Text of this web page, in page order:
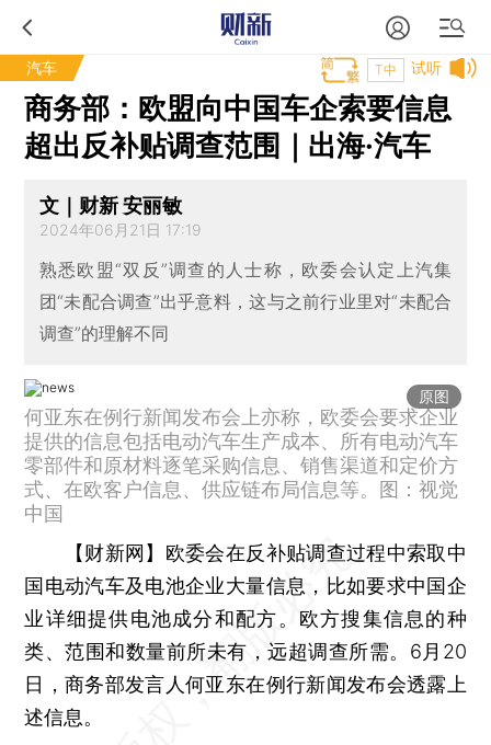
汽车 试听
T中
商务部：欧盟向中国车企索要信息
超出反补贴调查范围｜出海·汽车
文｜财新 安丽敏
2024年06月21日 17:19
熟悉欧盟“双反”调查的人士称，欧委会认定上汽集
团“未配合调查”出乎意料，这与之前行业里对“未配合
调查”的理解不同
原图
何亚东在例行新闻发布会上亦称，欧委会要求企业
提供的信息包括电动汽车生产成本、所有电动汽车
零部件和原材料逐笔采购信息、销售渠道和定价方
式、在欧客户信息、供应链布局信息等。图：视觉
中国
【财新网】 欧委会在反补贴调查过程中索取中
国电动汽车及电池企业大量信息，比如要求中国企
业详细提供电池成分和配方。欧方搜集信息的种
类、范围和数量前所未有，远超调查所需。6月20
日，商务部发言人何亚东在例行新闻发布会透露上
述信息。